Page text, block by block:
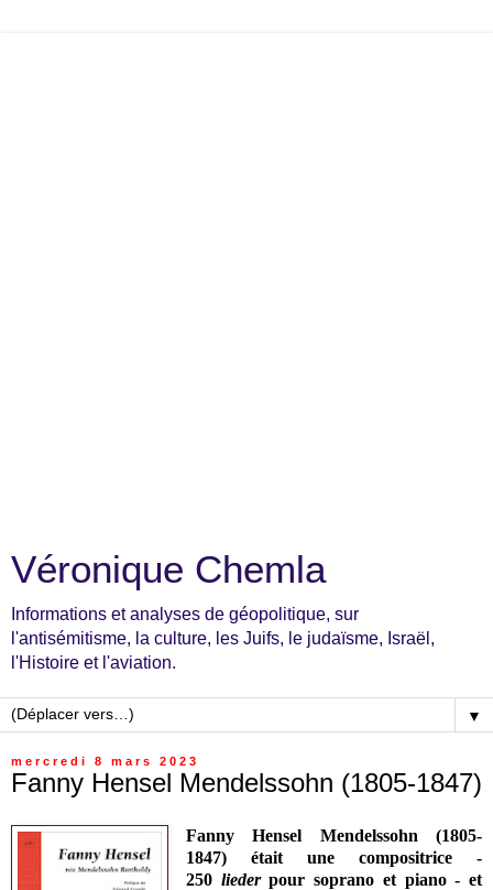
Véronique Chemla
Informations et analyses de géopolitique, sur
l'antisémitisme, la culture, les Juifs, le judaïsme, Israël,
l'Histoire et l'aviation.
▼
mercredi 8 mars 2023
Fanny Hensel Mendelssohn (1805-1847)
Fanny Hensel Mendelssohn (1805-
1847) était une compositrice -
250 liederpour soprano et piano - et